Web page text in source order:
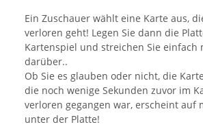
Ein Zuschauer wählt eine Karte aus,
verloren geht! Legen Sie dann die
Kartenspiel und streichen Sie einfach
darüber..
Ob Sie es glauben oder nicht, die
die noch wenige Sekunden zuvor im
verloren gegangen war, erscheint auf
unter der Platte!